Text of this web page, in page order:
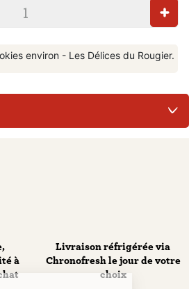
environ - Les Délices du Rougier.
à
Livraison réfrigérée via
Chronofresh le jour de votre
choix